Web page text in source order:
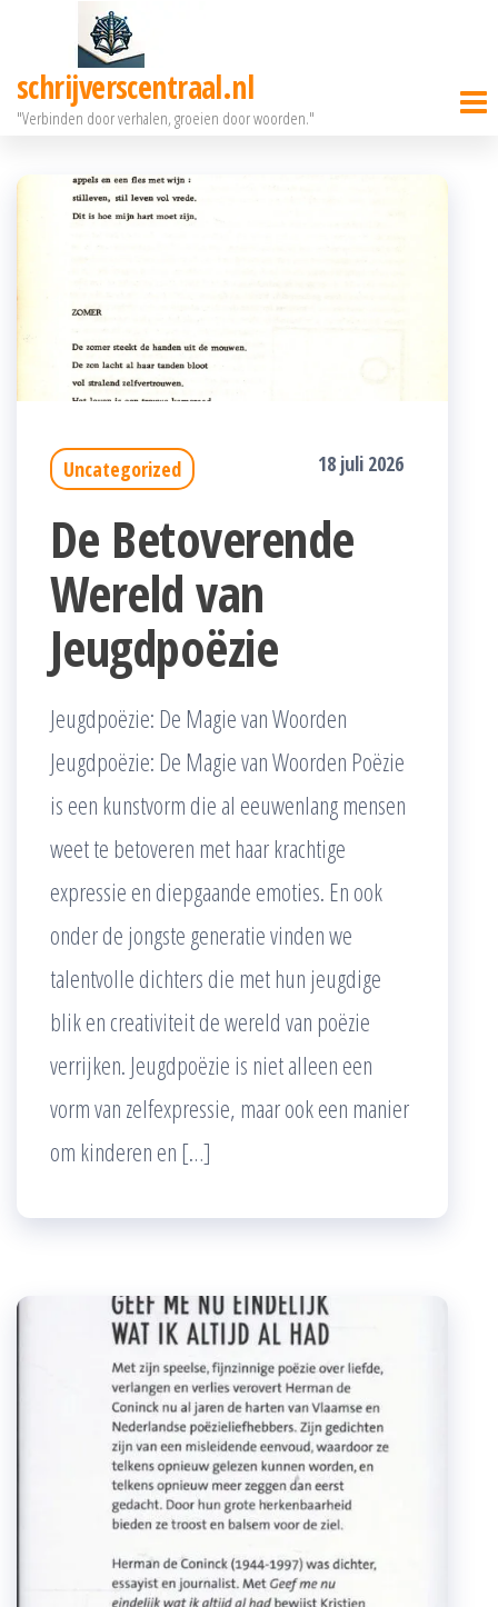
deschrijverscentraal.nl
"Verbinden door verhalen, groeien door woorden."
Uncategorized 18 juli 2026
De Betoverende
Wereld van
Jeugdpoëzie
Jeugdpoëzie: De Magie van Woorden
Jeugdpoëzie: De Magie van Woorden Poëzie
is een kunstvorm die al eeuwenlang mensen
weet te betoveren met haar krachtige
expressie en diepgaande emoties. En ook
onder de jongste generatie vinden we
talentvolle dichters die met hun jeugdige
blik en creativiteit de wereld van poëzie
verrijken. Jeugdpoëzie is niet alleen een
vorm van zelfexpressie, maar ook een manier
om kinderen en […]